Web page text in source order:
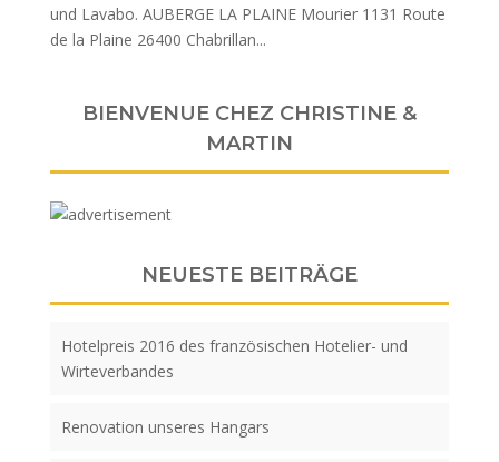
und Lavabo. AUBERGE LA PLAINE Mourier 1131 Route
de la Plaine 26400 Chabrillan...
BIENVENUE CHEZ CHRISTINE &
MARTIN
NEUESTE BEITRÄGE
Hotelpreis 2016 des französischen Hotelier- und
Wirteverbandes
Renovation unseres Hangars